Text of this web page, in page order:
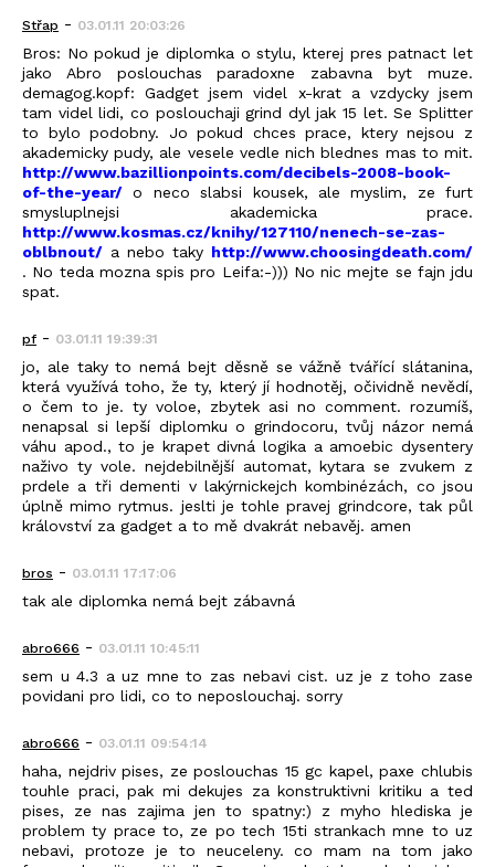
Střap - 03.01.11 20:03:26
Bros: No pokud je diplomka o stylu, kterej pres patnact let
jako Abro poslouchas paradoxne zabavna byt muze.
demagog.kopf: Gadget jsem videl x-krat a vzdycky jsem
tam videl lidi, co poslouchaji grind dyl jak 15 let. Se Splitter
to bylo podobny. Jo pokud chces prace, ktery nejsou z
akademicky pudy, ale vesele vedle nich blednes mas to mit.
http://www.bazillionpoints.com/decibels-2008-book-
of-the-year/ o neco slabsi kousek, ale myslim, ze furt
smysluplnejsi akademicka prace.
http://www.kosmas.cz/knihy/127110/nenech-se-zas-
oblbnout/ a nebo taky http://www.choosingdeath.com/
. No teda mozna spis pro Leifa:-))) No nic mejte se fajn jdu
spat.
pf - 03.01.11 19:39:31
jo, ale taky to nemá bejt děsně se vážně tvářící slátanina,
která využívá toho, že ty, který jí hodnotěj, očividně nevědí,
o čem to je. ty voloe, zbytek asi no comment. rozumíš,
nenapsal si lepší diplomku o grindocoru, tvůj názor nemá
váhu apod., to je krapet divná logika a amoebic dysentery
naživo ty vole. nejdebilnější automat, kytara se zvukem z
prdele a tři dementi v lakýrnickejch kombinézách, co jsou
úplně mimo rytmus. jeslti je tohle pravej grindcore, tak půl
království za gadget a to mě dvakrát nebavěj. amen
bros - 03.01.11 17:17:06
tak ale diplomka nemá bejt zábavná
abro666 - 03.01.11 10:45:11
sem u 4.3 a uz mne to zas nebavi cist. uz je z toho zase
povidani pro lidi, co to neposlouchaj. sorry
abro666 - 03.01.11 09:54:14
haha, nejdriv pises, ze poslouchas 15 gc kapel, paxe chlubis
touhle praci, pak mi dekujes za konstruktivni kritiku a ted
pises, ze nas zajima jen to spatny:) z myho hlediska je
problem ty prace to, ze po tech 15ti strankach mne to uz
nebavi, protoze je to neuceleny. co mam na tom jako